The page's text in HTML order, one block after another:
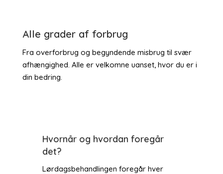
Alle grader af forbrug
Fra overforbrug og begyndende misbrug til svær
afhængighed. Alle er velkomne uanset, hvor du er i
din bedring.
Hvornår og hvordan foregår
det?
Lørdagsbehandlingen foregår hver